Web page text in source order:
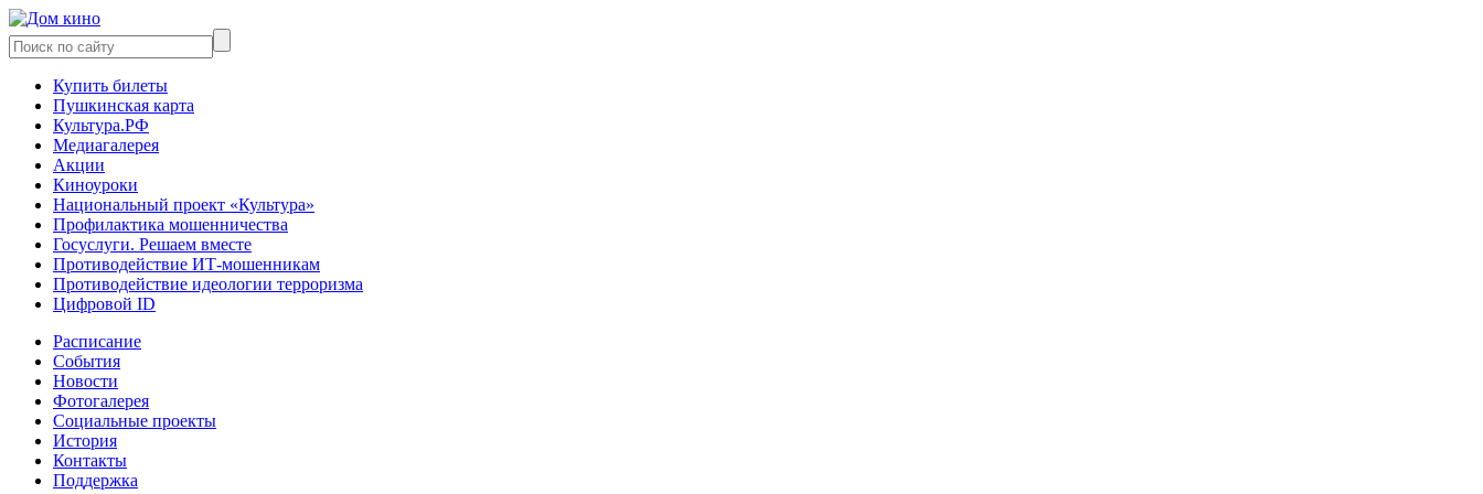
Купить билеты
Пушкинская карта
Культура.РФ
Медиагалерея
Акции
Киноуроки
Национальный проект «Культура»
Профилактика мошенничества
Госуслуги. Решаем вместе
Противодействие ИТ-мошенникам
Противодействие идеологии терроризма
Цифровой ID
Расписание
События
Новости
Фотогалерея
Социальные проекты
История
Контакты
Поддержка